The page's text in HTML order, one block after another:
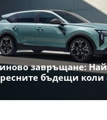
завръщане:
бъдещи коли